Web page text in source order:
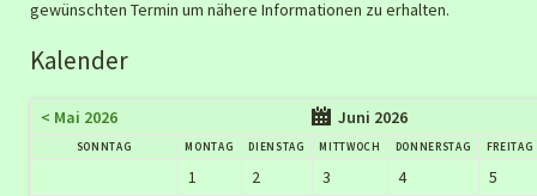
gewünschten Termin um nähere Informationen zu erhalten.
Kalender
< Mai 2026 Juni 2026
SONNTAG MONTAG DIENSTAG MITTWOCH DONNERSTAG FREITAG
1 2 3 4
5